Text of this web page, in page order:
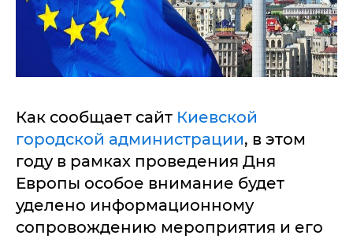
Как сообщает сайт Киевской
городской администрации, в этом
году в рамках проведения Дня
Европы особое внимание будет
уделено информационному
сопровождению мероприятия и его